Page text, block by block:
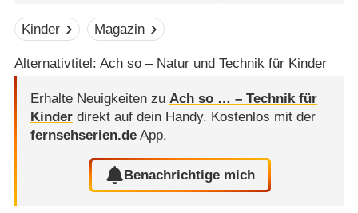
Kinder Magazin
Alternativtitel: Ach so – Natur und Technik für Kinder
Erhalte Neuigkeiten zu Ach so … – Technik für
Kinderdirekt auf dein Handy. Kostenlos mit der
fernsehserien.deApp.
Benachrichtige mich